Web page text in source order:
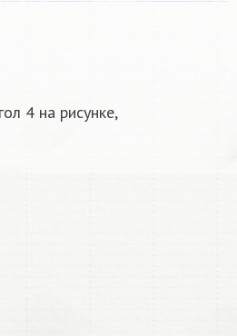
4 на рисунке,